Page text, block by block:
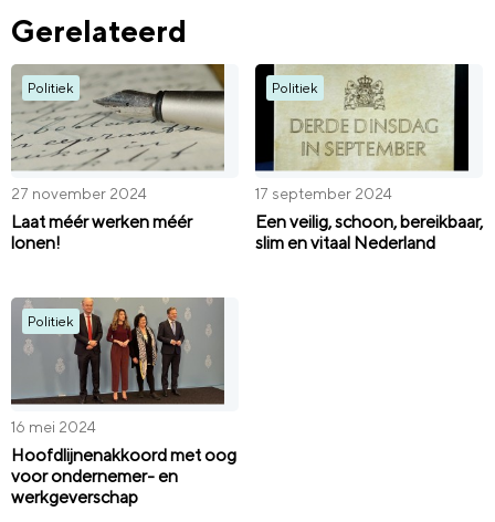
Gerelateerd
Politiek
27 november 2024
Laat méér werken méér
lonen!
Politiek
17 september 2024
Een veilig, schoon, bereikbaar,
slim en vitaal Nederland
Politiek
16 mei 2024
Hoofdlijnenakkoord met oog
voor ondernemer- en
werkgeverschap